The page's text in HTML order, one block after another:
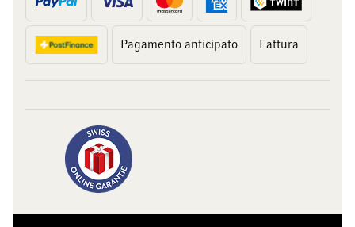
Pagamento anticipato Fattura